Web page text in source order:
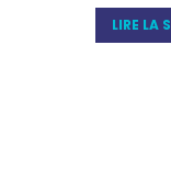
LIRE LA